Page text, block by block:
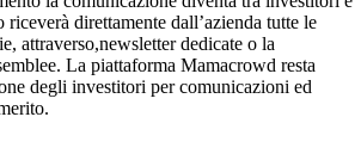
riceverà direttamente dall’azienda tutte le
attraverso,newsletter dedicate o la
La piattaforma Mamacrowd resta
degli investitori per comunicazioni ed